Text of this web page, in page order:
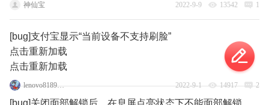
神仙宝 2022-9-9 13542 1
[bug]支付宝显示“当前设备不支持刷脸”
点击重新加载
点击重新加载
lenovo81894477 2022-9-1 14917 2
[bug]关闭面部解锁后，在息屏点亮状态下不能面部解锁